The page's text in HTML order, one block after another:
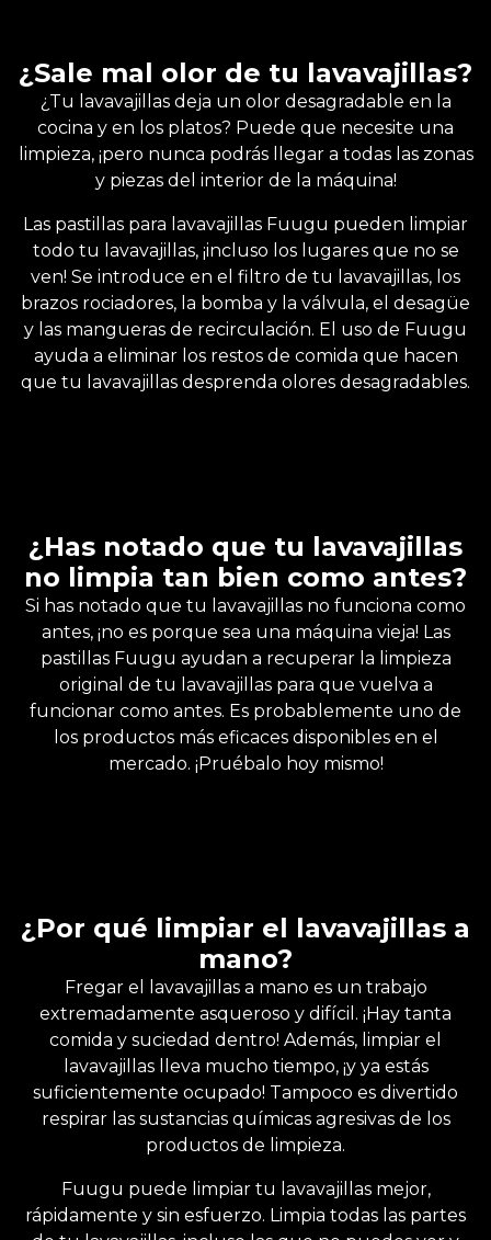
¿Sale mal olor de tu lavavajillas?
¿Tu lavavajillas deja un olor desagradable en la
cocina y en los platos? Puede que necesite una
limpieza, ¡pero nunca podrás llegar a todas las zonas
y piezas del interior de la máquina!
Las pastillas para lavavajillas Fuugu pueden limpiar
todo tu lavavajillas, ¡incluso los lugares que no se
ven! Se introduce en el filtro de tu lavavajillas, los
brazos rociadores, la bomba y la válvula, el desagüe
y las mangueras de recirculación. El uso de Fuugu
ayuda a eliminar los restos de comida que hacen
que tu lavavajillas desprenda olores desagradables.
¿Has notado que tu lavavajillas
no limpia tan bien como antes?
Si has notado que tu lavavajillas no funciona como
antes, ¡no es porque sea una máquina vieja! Las
pastillas Fuugu ayudan a recuperar la limpieza
original de tu lavavajillas para que vuelva a
funcionar como antes. Es probablemente uno de
los productos más eficaces disponibles en el
mercado. ¡Pruébalo hoy mismo!
¿Por qué limpiar el lavavajillas a
mano?
Fregar el lavavajillas a mano es un trabajo
extremadamente asqueroso y difícil. ¡Hay tanta
comida y suciedad dentro! Además, limpiar el
lavavajillas lleva mucho tiempo, ¡y ya estás
suficientemente ocupado! Tampoco es divertido
respirar las sustancias químicas agresivas de los
productos de limpieza.
Fuugu puede limpiar tu lavavajillas mejor,
rápidamente y sin esfuerzo. Limpia todas las partes